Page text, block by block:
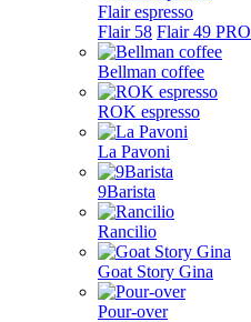
Flair espresso
Flair 58 Flair 49 PRO
Bellman coffee
ROK espresso
La Pavoni
9Barista
Rancilio
Goat Story Gina
Pour-over